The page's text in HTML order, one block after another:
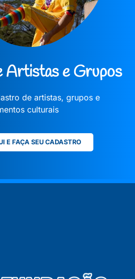
Artistas e Grupos
de artistas, grupos e
culturais
E FAÇA SEU CADASTRO